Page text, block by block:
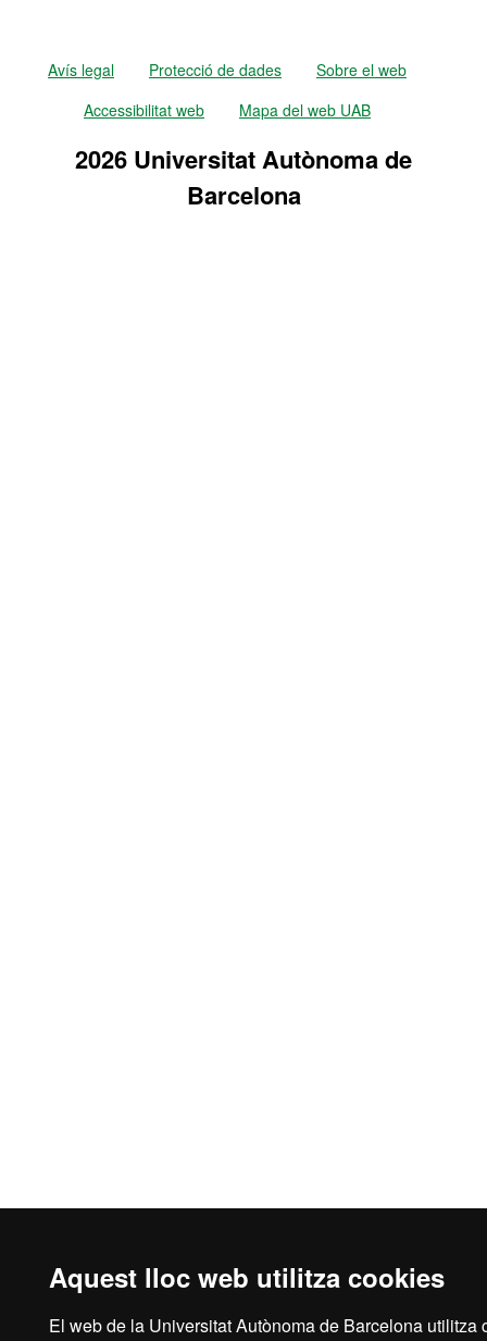
Aquest lloc web utilitza cookies
El web de la Universitat Autònoma de Barcelona utilitza
Avís legal Protecció de dades
Sobre el web
Accessibilitat web
Mapa del web UAB
2026 Universitat Autònoma de
Barcelona